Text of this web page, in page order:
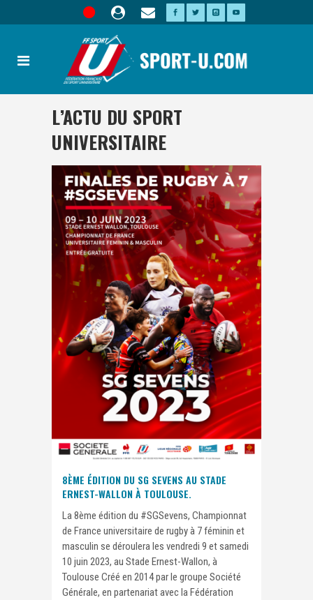
L’ACTU DU SPORT
UNIVERSITAIRE
8ÈME ÉDITION DU SG SEVENS AU STADE
ERNEST-WALLON À TOULOUSE.
La 8ème édition du #SGSevens, Championnat
de France universitaire de rugby à 7 féminin et
masculin se déroulera les vendredi 9 et samedi
10 juin 2023, au Stade Ernest-Wallon, à
Toulouse Créé en 2014 par le groupe Société
Générale, en partenariat avec la Fédération